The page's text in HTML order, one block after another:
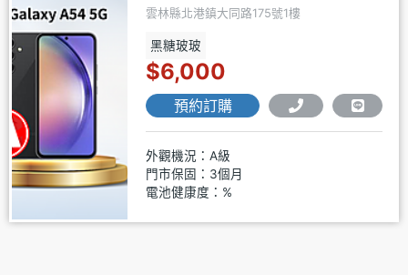
雲林縣北港鎮大同路175號1樓
黑糖玻玻
$6,000
預約訂購
外觀機況：A級
門市保固：3個月
電池健康度：%